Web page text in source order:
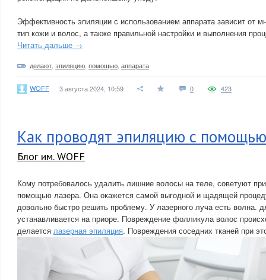
Эффективность эпиляции с использованием аппарата зависит от
тип кожи и волос, а также правильной настройки и выполнения
Читать дальше →
делают эпиляцию помощью аппарата
WOFF 3 августа 2024, 10:59 0 423
Как проводят эпиляцию с
Блог им. WOFF
Кому потребовалось удалить лишние волосы на теле, советуют
помощью лазера. Она окажется самой выгодной и щадящей
довольно быстро решить проблему. У лазерного луча есть волна.
устанавливается на приоре. Повреждение фолликула волос
делается лазерная эпиляция. Повреждения соседних тканей при